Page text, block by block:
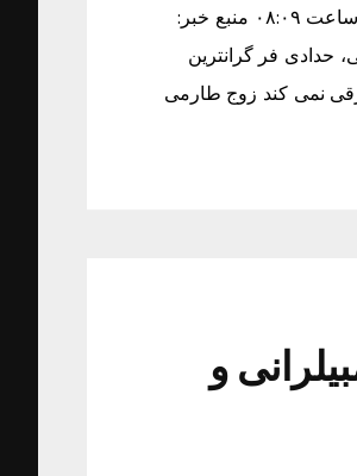
روزنامه های ورزشی پنجشنبه 7مرداد 95 زمان دریافت خبر: پنجشنبه ۰۷ مرداد ۱۳۹۵ ساعت ۰۸:۰۹ منبع خبر:
گرانترین مربی، حدادی فر گرانترین
نمی کند زوج طارمی
و